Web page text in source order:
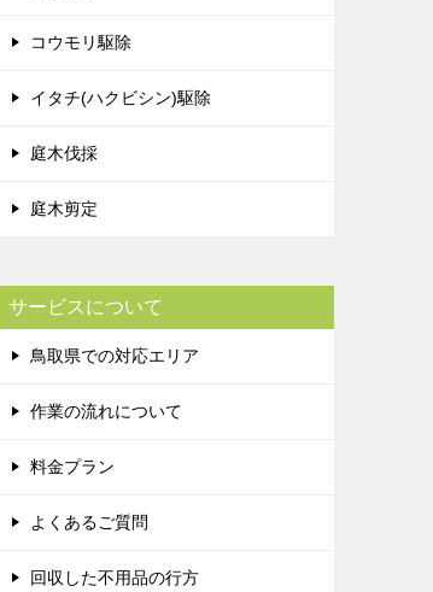
コウモリ駆除
イタチ(ハクビシン)駆除
庭木伐採
庭木剪定
サービスについて
鳥取県での対応エリア
作業の流れについて
料金プラン
よくあるご質問
回収した不用品の行方